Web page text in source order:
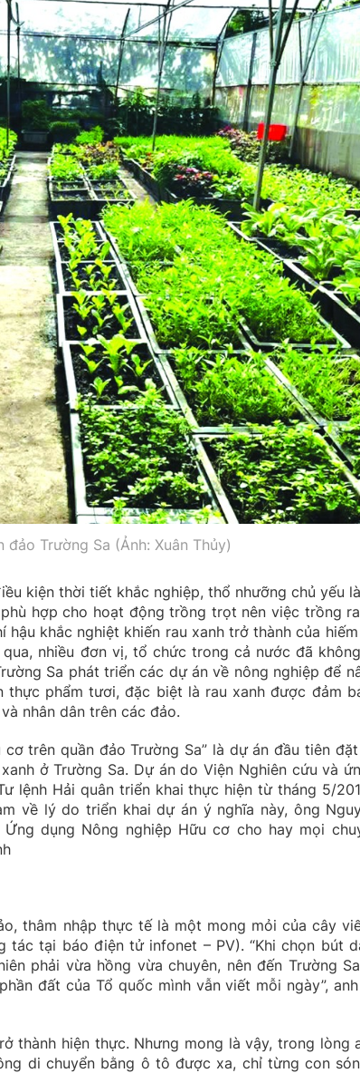
đảo Trường Sa (Ảnh: Xuân Thủy)
kiện thời tiết khắc nghiệp, thổ nhưỡng chủ yếu
hợp cho hoạt động trồng trọt nên việc trồng
khắc nghiệt khiến rau xanh trở thành của
nhiều đơn vị, tổ chức trong cả nước đã
Sa phát triển các dự án về nông nghiệp để
thực phẩm tươi, đặc biệt là rau xanh được đảm
nhân dân trên các đảo.
trên quần đảo Trường Sa” là dự án đầu tiên
ở Trường Sa. Dự án do Viện Nghiên cứu và
lệnh Hải quân triển khai thực hiện từ tháng 5/
về lý do triển khai dự án ý nghĩa này, ông
dụng Nông nghiệp Hữu cơ cho hay mọi
thâm nhập thực tế là một mong mỏi của cây
tác tại báo điện tử infonet – PV). “Khi chọn bút
phải vừa hồng vừa chuyên, nên đến Trường
đất của Tổ quốc mình vẫn viết mỗi ngày”,
thành hiện thực. Nhưng mong là vậy, trong lòng
di chuyển bằng ô tô được xa, chỉ từng con